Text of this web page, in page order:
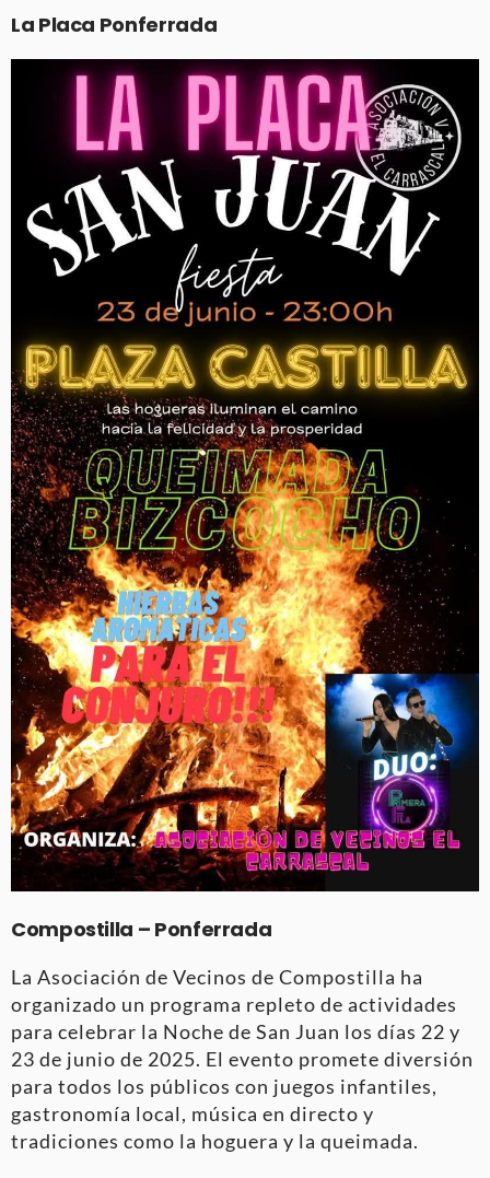
La Placa Ponferrada
Compostilla – Ponferrada
La Asociación de Vecinos de Compostilla ha
organizado un programa repleto de actividades
para celebrar la Noche de San Juan los días 22 y
23 de junio de 2025. El evento promete diversión
para todos los públicos con juegos infantiles,
gastronomía local, música en directo y
tradiciones como la hoguera y la queimada.